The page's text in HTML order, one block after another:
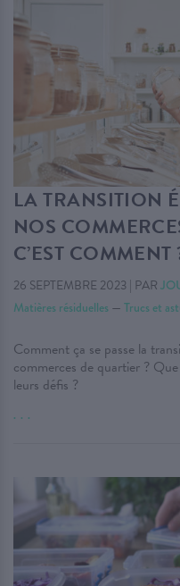
LA TRANSITION
NOS
C’EST COMMENT
26 SEPTEMBRE 2023 | PAR
Matières résiduelles — Trucs et
Comment ça se passe la
commerces de quartier ?
leurs défis ?
. . .